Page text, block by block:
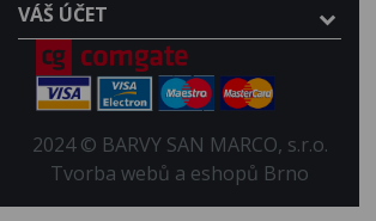
VÁŠ ÚČET
2024 © BARVY SAN MARCO, s.r.o.
Tvorba webů a eshopů Brno